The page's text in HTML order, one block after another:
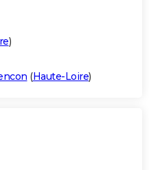
)
(Haute-Loire)